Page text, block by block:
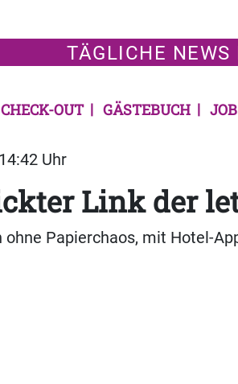
TÄGLICHE NEWS
CHECK-OUT GÄSTEBUCH
Uhr
Link der
ohne Papierchaos, mit Hotel-